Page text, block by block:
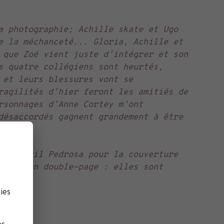
photographie; Achille skate et Ugo
la méchanceté... Gloria, Achille et
que Zoé vient juste d’intégrer et son
quatre collégiens sont heurtés,
et leurs blessures vont se
d’hier feront les amitiés de
d’Anne Cortey m’ont
gagnent grandement à être
Cyril Pedrosa pour la couverture
en double-page : elles sont